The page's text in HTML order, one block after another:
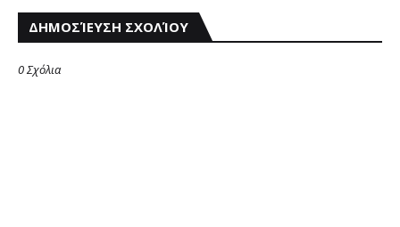
ΔΗΜΟΣΊΕΥΣΗ ΣΧΟΛΊΟΥ
0 Σχόλια